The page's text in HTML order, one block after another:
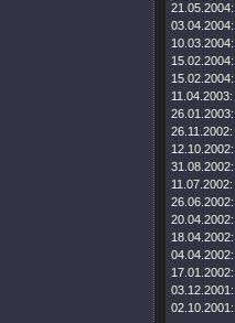
21.05.2004:
03.04.2004:
10.03.2004:
15.02.2004:
15.02.2004:
11.04.2003:
26.01.2003:
26.11.2002:
12.10.2002:
31.08.2002:
11.07.2002:
26.06.2002:
20.04.2002:
18.04.2002:
04.04.2002:
17.01.2002:
03.12.2001:
02.10.2001: